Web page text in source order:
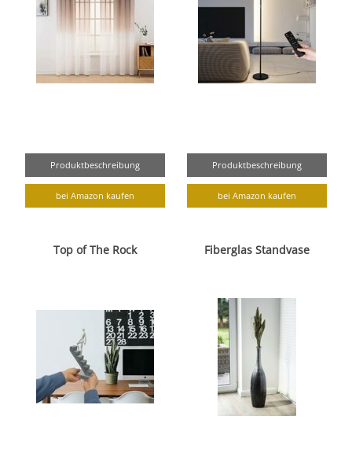
Produktbeschreibung
bei Amazon kaufen
Produktbeschreibung
bei Amazon kaufen
Top of The Rock Fiberglas Standvase